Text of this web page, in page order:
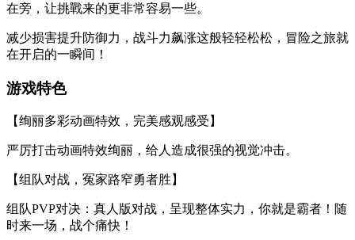
在旁，让挑戰来的更非常容易一些。
减少损害提升防御力，战斗力飙涨这般轻轻松松，冒险之旅就
在开启的一瞬间！
游戏特色
【绚丽多彩动画特效，完美感观感受】
严厉打击动画特效绚丽，给人造成很强的视觉冲击。
【组队对战，冤家路窄勇者胜】
组队PVP对决：真人版对战，呈现整体实力，你就是霸者！随
时来一场，战个痛快！